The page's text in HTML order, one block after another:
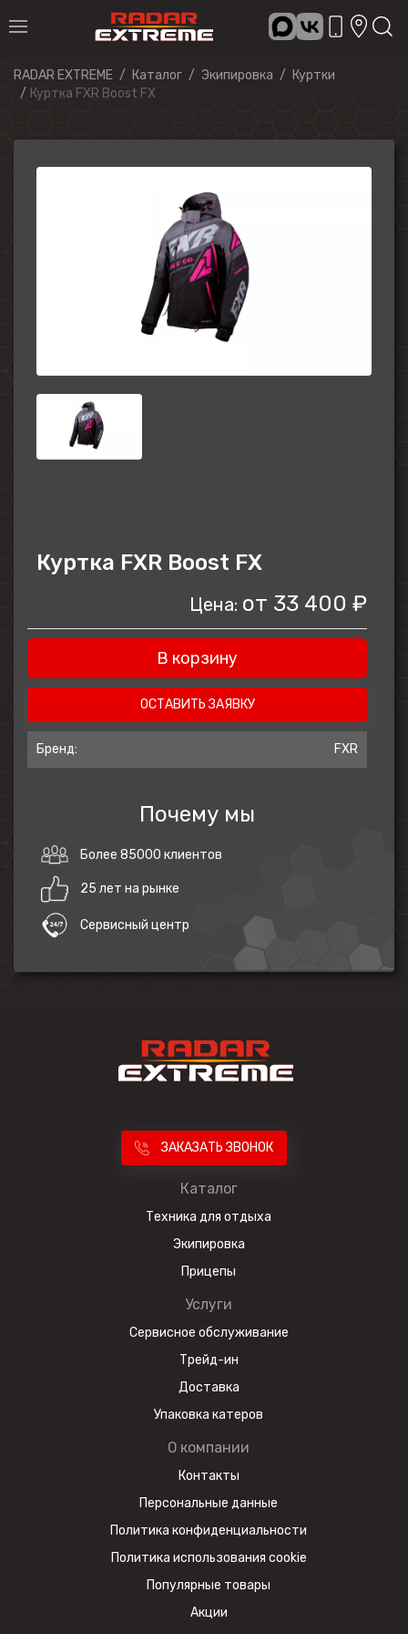
RADAR EXTREME Каталог Экипировка
Куртки
Куртка FXR Boost FX
Куртка FXR Boost FX
Цена: от 33 400 ₽
В корзину
ОСТАВИТЬ ЗАЯВКУ
Бренд: FXR
Почему мы
Более 85000 клиентов
25 лет на рынке
Сервисный центр
ЗАКАЗАТЬ ЗВОНОК
Каталог
Техника для отдыха
Экипировка
Прицепы
Услуги
Сервисное обслуживание
Трейд-ин
Доставка
Упаковка катеров
О компании
Контакты
Персональные данные
Политика конфиденциальности
Политика использования cookie
Популярные товары
Акции